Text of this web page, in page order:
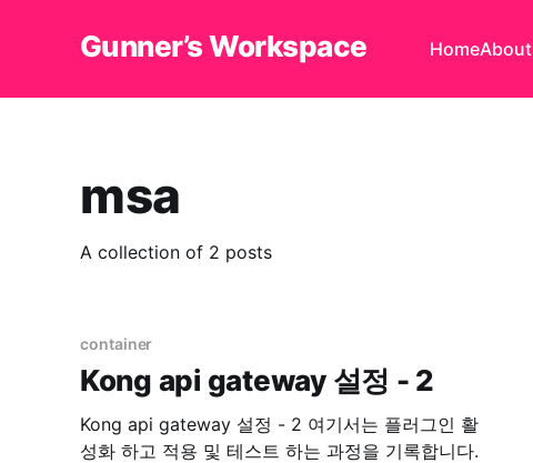
Gunner’s Workspace HomeAbout
msa
A collection of 2 posts
container
Kong api gateway 설정 - 2
Kong api gateway 설정 - 2 여기서는 플러그인 활
성화 하고 적용 및 테스트 하는 과정을 기록합니다.